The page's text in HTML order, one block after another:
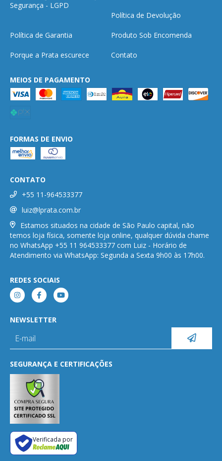
Segurança - LGPD
Política de Devolução
Política de Garantia Produto Sob Encomenda
Porque a Prata escurece Contato
MEIOS DE PAGAMENTO
FORMAS DE ENVIO
CONTATO
+55 11-964533377
luiz@lprata.com.br
Estamos situados na cidade de São Paulo capital, não
temos loja física, somente loja online, qualquer dúvida chame
no WhatsApp +55 11 964533377 com Luiz - Horário de
Atendimento via WhatsApp: Segunda a Sexta 9h00 às 17h00.
REDES SOCIAIS
NEWSLETTER
SEGURANÇA E CERTIFICAÇÕES
Verificada por